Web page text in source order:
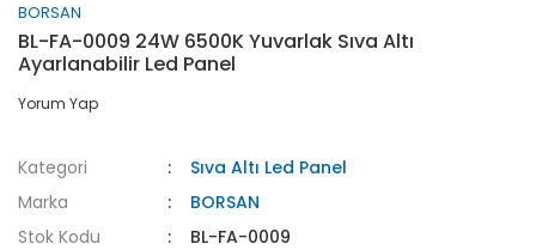
BORSAN
BL-FA-0009 24W 6500K Yuvarlak Sıva Altı
Ayarlanabilir Led Panel
Yorum Yap
Kategori
Sıva Altı Led Panel
Marka
BORSAN
Stok Kodu
BL-FA-0009